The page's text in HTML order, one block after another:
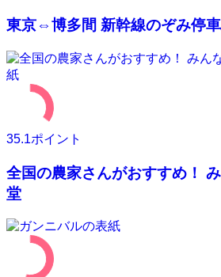
東京⇔博多間 新幹線のぞみ停
35.1ポイント
全国の農家さんがおすすめ！
堂